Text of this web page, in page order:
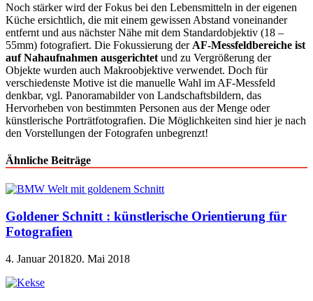
Noch stärker wird der Fokus bei den Lebensmitteln in der eigenen
Küche ersichtlich, die mit einem gewissen Abstand voneinander
entfernt und aus nächster Nähe mit dem Standardobjektiv (18 –
55mm) fotografiert. Die Fokussierung der AF-Messfeldbereiche ist
auf Nahaufnahmen ausgerichtet und zu Vergrößerung der
Objekte wurden auch Makroobjektive verwendet. Doch für
verschiedenste Motive ist die manuelle Wahl im AF-Messfeld
denkbar, vgl. Panoramabilder von Landschaftsbildern, das
Hervorheben von bestimmten Personen aus der Menge oder
künstlerische Porträtfotografien. Die Möglichkeiten sind hier je nach
den Vorstellungen der Fotografen unbegrenzt!
Ähnliche Beiträge
Goldener Schnitt : künstlerische Orientierung für
Fotografien
4. Januar 201820. Mai 2018